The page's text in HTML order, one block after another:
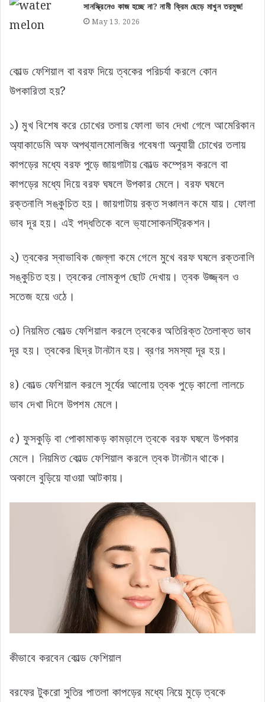
সানস্ক্রিনেও কাজ হচ্ছে না? নামী ক্রিম ছেড়ে মাখুন তরমুজ!
May 13, 2026
কোল্ড ফেশিয়াল বা বরফ দিয়ে ত্বকের পরিচর্যা করলে কোন
উপকারিতা হয়?
১) মুখ বিশেষ করে চোখের তলায় ফোলা ভাব দেখা গেলে আমেরিকান
অ্যাকাডেমি অফ অপথ্যালমোলজির গবেষণা অনুযায়ী চোখের তলায়
কাপড়ের মধ্যে বরফ পুড়ে জায়গাটায় কোল্ড কম্প্রেস করলে বা
কাপড়ের মধ্যে দিয়ে বরফ ঘষলে উপকার মেলে। বরফ ঘষলে
রক্তনালি সঙ্কুচিত হয়। জায়গাটায় রক্ত সঞ্চালন কমে যায়। ফোলা
ভাব দূর হয়। এই পদ্ধতিকে বলে ভ্যাসোকনস্ট্রিকশন।
২) ত্বকের স্বাভাবিক জেল্লা কমে গেলে মুখে বরফ ঘষলে রক্তনালি
সঙ্কুচিত হয়। ত্বকের লোমকূপ ছোট দেখায়। ত্বক উজ্জ্বল ও
সতেজ হয়ে ওঠে।
৩) নিয়মিত কোল্ড ফেশিয়াল করলে ত্বকের অতিরিক্ত তৈলাক্ত ভাব
দূর হয়। ত্বকের ছিদ্র টানটান হয়। ব্রণর সমস্যা দূর হয়।
৪) কোল্ড ফেশিয়াল করলে সূর্যের আলোয় ত্বক পুড়ে কালো লালচে
ভাব দেখা দিলে উপশম মেলে।
৫) ফুসকুড়ি বা পোকামাকড় কামড়ালে ত্বকে বরফ ঘষলে উপকার
মেলে। নিয়মিত কোল্ড ফেশিয়াল করলে ত্বক টানটান থাকে।
অকালে বুড়িয়ে যাওয়া আটকায়।
কীভাবে করবেন কোল্ড ফেশিয়াল
বরফের টুকরো সুতির পাতলা কাপড়ের মধ্যে নিয়ে মুড়ে ত্বকে